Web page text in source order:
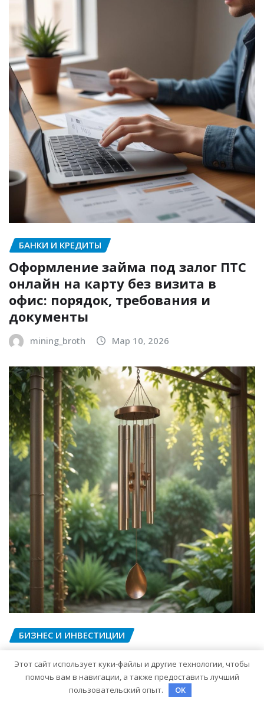
БАНКИ И КРЕДИТЫ
Оформление займа под залог ПТС
онлайн на карту без визита в
офис: порядок, требования и
документы
mining_broth Мар 10, 2026
БИЗНЕС И ИНВЕСТИЦИИ
Музыка ветра: устройство и
принципы звучания
колокольчиков
Этот сайт использует куки-файлы и другие технологии, чтобы
помочь вам в навигации, а также предоставить лучший
пользовательский опыт.
OK